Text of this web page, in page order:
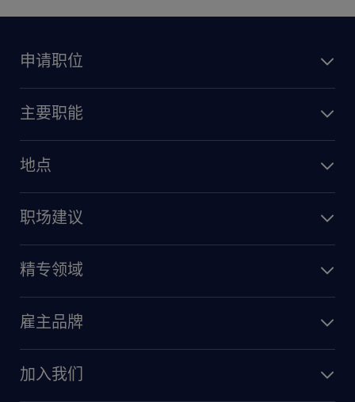
申请职位
主要职能
地点
职场建议
精专领域
雇主品牌
加入我们